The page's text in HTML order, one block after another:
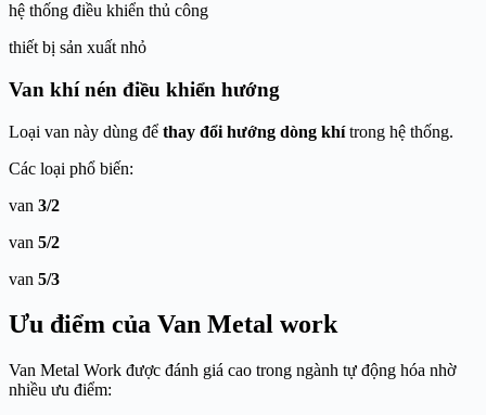
hệ thống điều khiển thủ công
thiết bị sản xuất nhỏ
Van khí nén điều khiển hướng
Loại van này dùng để thay đổi hướng dòng khítrong hệ thống.
Các loại phổ biến:
van 3/2
van 5/2
van 5/3
Ưu điểm của Van Metal work
Van Metal Work được đánh giá cao trong ngành tự động hóa nhờ
nhiều ưu điểm: